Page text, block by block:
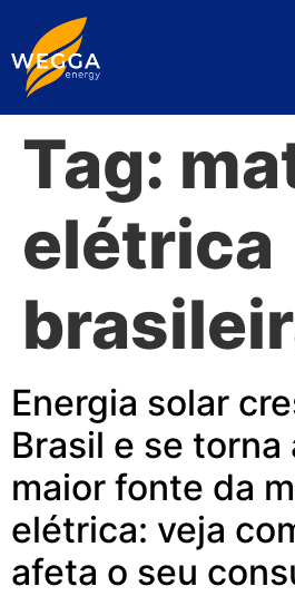
Tag:
elétrica
Energia solar
Brasil e se torna
maior fonte da
elétrica: veja
afeta o seu